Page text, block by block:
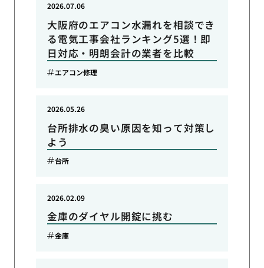
大阪府のエアコン水漏れを相談でき
る電気工事会社ランキング5選！即
日対応・明朗会計の業者を比較
2026.07.06
エアコン修理
台所排水の臭い原因を知って対策し
よう
2026.05.26
台所
金庫のダイヤル開錠に挑む
2026.02.09
金庫